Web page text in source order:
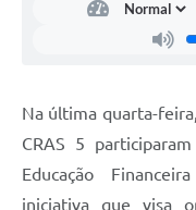
Legislação
Área Restrita
Cemitérios
E-mails dos setores
Na última quarta-
CRAS 5
Educação
iniciativa que visa